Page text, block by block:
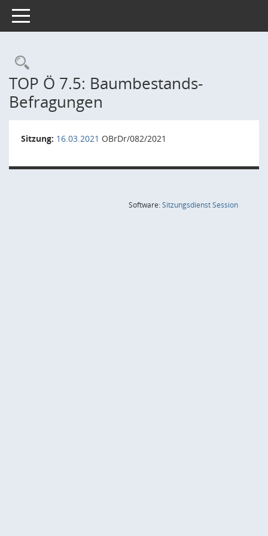
Toggle navigation
Rechercheauswahl
TOP Ö 7.5: Baumbestands-
Befragungen
Sitzung: 16.03.2021 OBrDr/082/2021
Software:SitzungsdienstSession(Wird in